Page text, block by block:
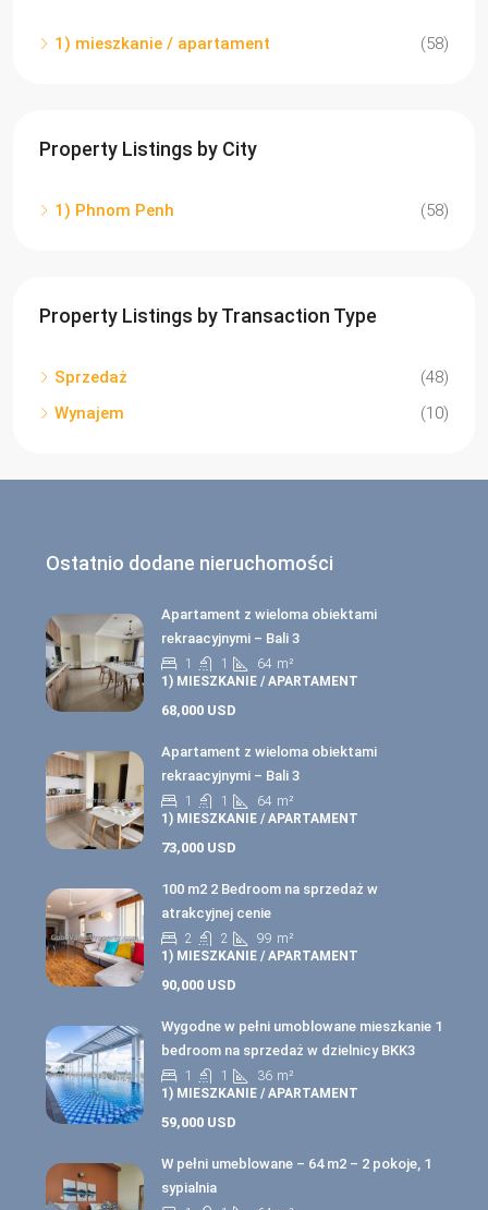
1) mieszkanie / apartament (58)
Property Listings by City
1) Phnom Penh (58)
Property Listings by Transaction Type
Sprzedaż
(48)
Wynajem
(10)
Ostatnio dodane nieruchomości
Apartament z wieloma obiektami
rekraacyjnymi – Bali 3
1 1 64 m²
1) MIESZKANIE / APARTAMENT
68,000 USD
Apartament z wieloma obiektami
rekraacyjnymi – Bali 3
1 1 64 m²
1) MIESZKANIE / APARTAMENT
73,000 USD
100 m2 2 Bedroom na sprzedaż w
atrakcyjnej cenie
2 2 99 m²
1) MIESZKANIE / APARTAMENT
90,000 USD
Wygodne w pełni umoblowane mieszkanie 1
bedroom na sprzedaż w dzielnicy BKK3
1 1 36 m²
1) MIESZKANIE / APARTAMENT
59,000 USD
W pełni umeblowane – 64 m2 – 2 pokoje, 1
sypialnia